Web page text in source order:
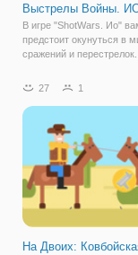
Выстрелы Войны.
В игре "ShotWars. Ио"
предстоит окунуться в
сражений и
вам справиться со
опасных сражений.
начать игру
27 1
На Двоих: